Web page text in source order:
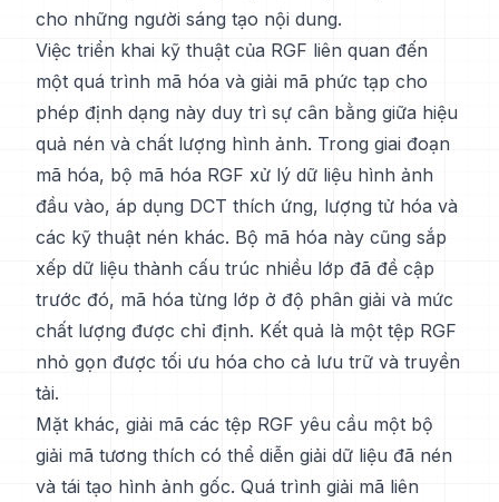
cho những người sáng tạo nội dung.
Việc triển khai kỹ thuật của RGF liên quan đến
một quá trình mã hóa và giải mã phức tạp cho
phép định dạng này duy trì sự cân bằng giữa hiệu
quả nén và chất lượng hình ảnh. Trong giai đoạn
mã hóa, bộ mã hóa RGF xử lý dữ liệu hình ảnh
đầu vào, áp dụng DCT thích ứng, lượng tử hóa và
các kỹ thuật nén khác. Bộ mã hóa này cũng sắp
xếp dữ liệu thành cấu trúc nhiều lớp đã đề cập
trước đó, mã hóa từng lớp ở độ phân giải và mức
chất lượng được chỉ định. Kết quả là một tệp RGF
nhỏ gọn được tối ưu hóa cho cả lưu trữ và truyền
tải.
Mặt khác, giải mã các tệp RGF yêu cầu một bộ
giải mã tương thích có thể diễn giải dữ liệu đã nén
và tái tạo hình ảnh gốc. Quá trình giải mã liên